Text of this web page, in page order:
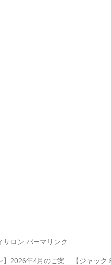
サロン パーマリンク
】2026年4月のご案
【ジャッ